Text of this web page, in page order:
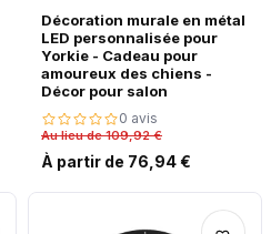
Décoration murale en métal
LED personnalisée pour
Yorkie - Cadeau pour
amoureux des chiens -
Décor pour salon
0 avis
Au lieu de 109,92 €
À partir de 76,94 €